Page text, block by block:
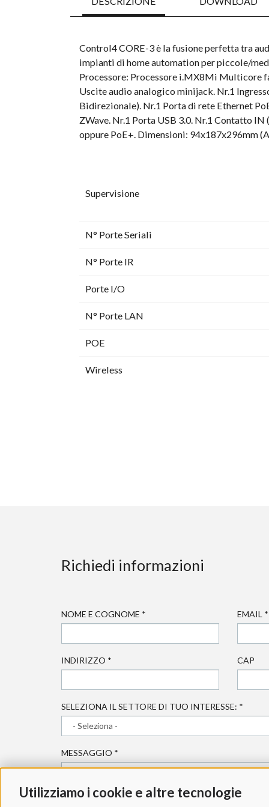
Utilizziamo i cookie e altre tecnologie
Control4 CORE-3 è la fusione perfetta tra
impianti di home automation per piccole/
Processore: Processore i.MX8Mi Multicore
Uscite audio analogico minijack. Nr.1
Bidirezionale). Nr.1 Porta di rete Ethernet
ZWave. Nr.1 Porta USB 3.0. Nr.1 Contatto
oppure PoE+. Dimensioni: 94x187x296mm
Supervisione
N° Porte Seriali
N° Porte IR
Porte I/O
N° Porte LAN
POE
Wireless
Richiedi informazioni
NOME E COGNOME * EMAIL *
INDIRIZZO * CAP
SELEZIONA IL SETTORE DI TUO INTERESSE: *
MESSAGGIO *